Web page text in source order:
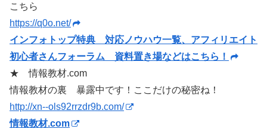
こちら
https://q0o.net/
インフォトップ特典 対応ノウハウ一覧、アフィリエイト
初心者さんフォーラム 資料置き場などはこちら！
★ 情報教材.com
情報教材の裏 暴露中です！ここだけの秘密ね！
http://xn--ols92rrzdr9b.com/
情報教材.com